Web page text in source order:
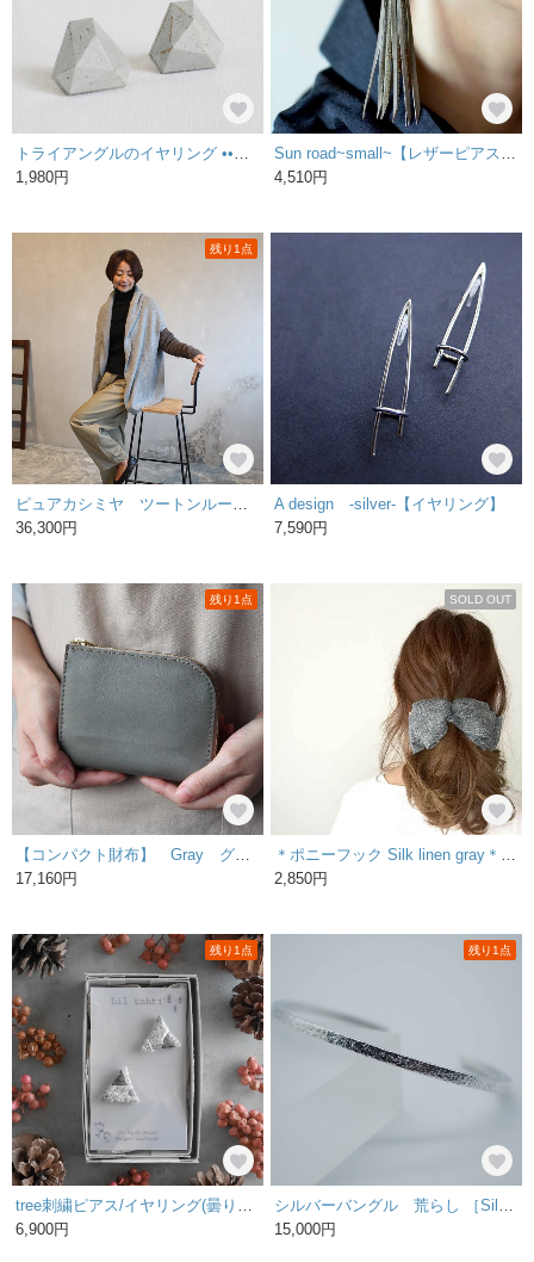
1,980円
4,510円
残り1点
36,300円
A design -silver-【イヤリング】
7,590円
残り1点
17,160円
SOLD OUT
2,850円
残り1点
6,900円
残り1点
15,000円